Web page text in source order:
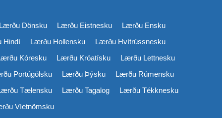
Lærðu Dönsku Lærðu Eistnesku
Lærðu Ensku
Hindí Lærðu Hollensku
Lærðu Hvítrússnesku
Kóresku Lærðu Króatísku
Lærðu Lettnesku
Portúgölsku Lærðu Þýsku
Lærðu Rúmensku
Tælensku Lærðu Tagalog
Lærðu Tékknesku
Víetnömsku